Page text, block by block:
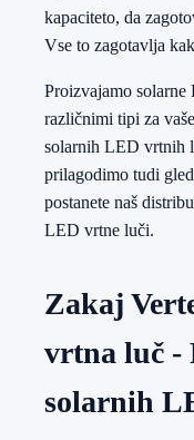
kapaciteto, da
Vse to zagotavlja
Proizvajamo
različnimi tipi za
solarnih LED vrtnih
prilagodimo tudi
postanete naš
LED vrtne luči.
Zakaj
vrtna luč -
solarnih